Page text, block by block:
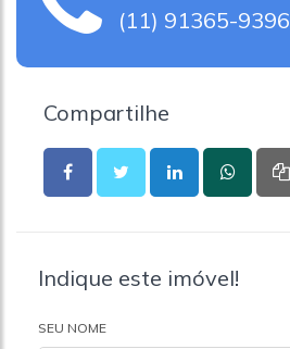
(11) 91365-9396
Compartilhe
Indique este imóvel!
SEU NOME